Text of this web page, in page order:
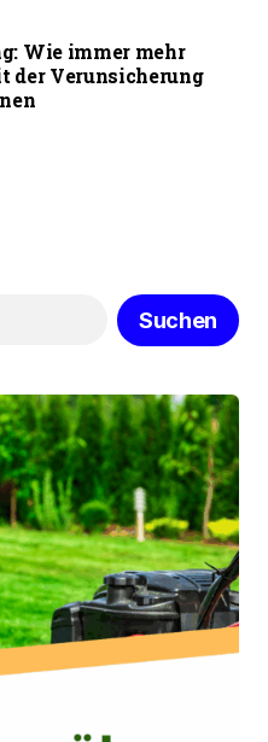
Wie immer mehr
der Verunsicherung
Suchen